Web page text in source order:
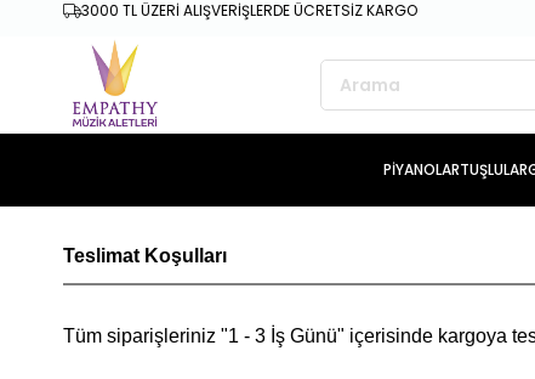
3000 TL ÜZERİ ALIŞVERİŞLERDE ÜCRETSİZ KARGO
PİYANOLARTUŞLULAR
Teslimat Koşulları
Tüm siparişleriniz "1 - 3 İş Günü" içerisinde kargoya